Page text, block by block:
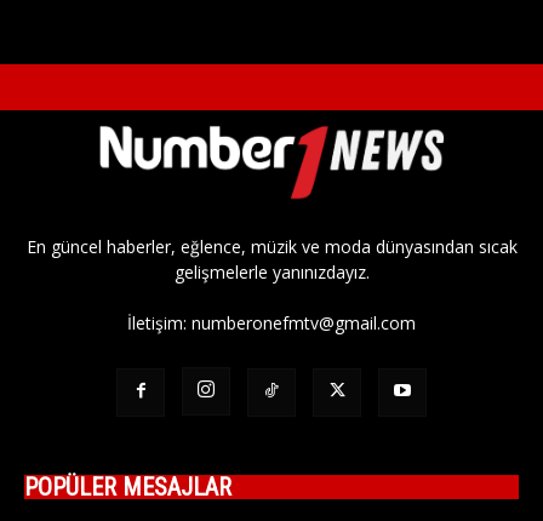
En güncel haberler, eğlence, müzik ve moda dünyasından sıcak
gelişmelerle yanınızdayız.
İletişim: numberonefmtv@gmail.com
POPÜLER MESAJLAR